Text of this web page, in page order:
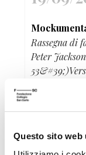
Questo sito web
Rassegna di
Peter
19/09/